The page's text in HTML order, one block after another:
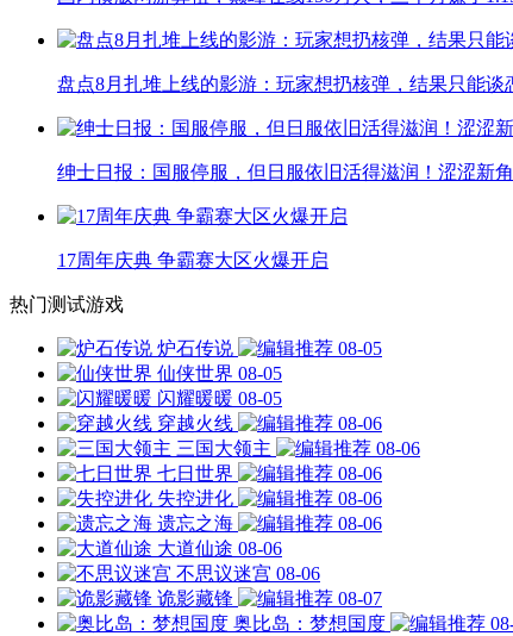
盘点8月扎堆上线的影游：玩家想扔核弹，结果只能谈
绅士日报：国服停服，但日服依旧活得滋润！涩涩新
17周年庆典 争霸赛大区火爆开启
热门测试游戏
炉石传说
08-05
仙侠世界 08-05
闪耀暖暖 08-05
穿越火线
08-06
三国大领主
08-06
七日世界
08-06
失控进化
08-06
遗忘之海
08-06
大道仙途 08-06
不思议迷宫 08-06
诡影藏锋
08-07
奥比岛：梦想国度